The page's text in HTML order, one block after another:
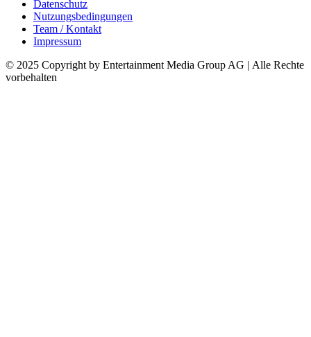
Datenschutz
Nutzungsbedingungen
Team / Kontakt
Impressum
© 2025 Copyright by Entertainment Media Group AG | Alle Rechte
vorbehalten